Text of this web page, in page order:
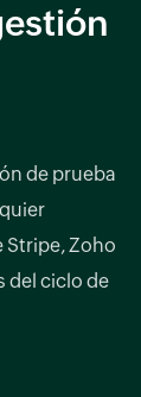
de prueba
Stripe, Zoho
del ciclo de